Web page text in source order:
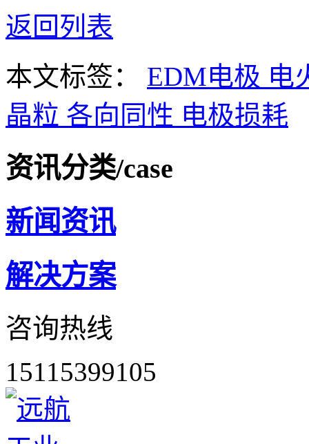
返回列表
本文标签： EDM电极 电
晶粒 各向同性 电极损耗
资讯分类/case
新闻资讯
解决方案
咨询热线
15115399105